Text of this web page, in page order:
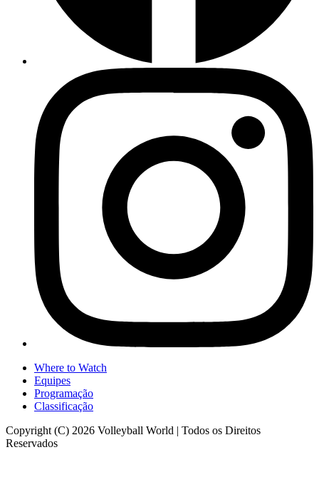
Where to Watch
Equipes
Programação
Classificação
Copyright (C) 2026 Volleyball World | Todos os Direitos
Reservados